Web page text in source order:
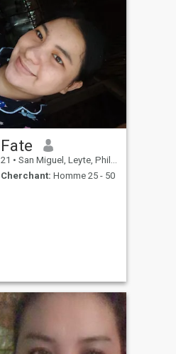
Fate
21 • San Miguel, Leyte, Philippines
Cherchant: Homme 25 - 50